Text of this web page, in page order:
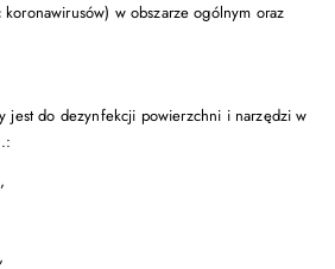
w obszarze ogólnym oraz
jest do dezynfekcji powierzchni i narzędzi w